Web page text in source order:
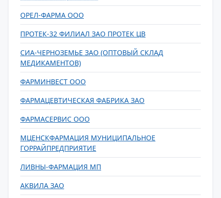
ОРЕЛ-ФАРМА ООО
ПРОТЕК-32 ФИЛИАЛ ЗАО ПРОТЕК ЦВ
СИА-ЧЕРНОЗЕМЬЕ ЗАО (ОПТОВЫЙ СКЛАД
МЕДИКАМЕНТОВ)
ФАРМИНВЕСТ ООО
ФАРМАЦЕВТИЧЕСКАЯ ФАБРИКА ЗАО
ФАРМАСЕРВИС ООО
МЦЕНСКФАРМАЦИЯ МУНИЦИПАЛЬНОЕ
ГОРРАЙПРЕДПРИЯТИЕ
ЛИВНЫ-ФАРМАЦИЯ МП
АКВИЛА ЗАО